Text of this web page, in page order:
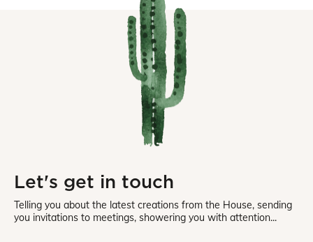
Let's get in touch
Telling you about the latest creations from the House, sending
you invitations to meetings, showering you with attention...